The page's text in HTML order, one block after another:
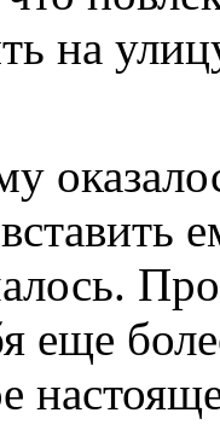
на
еще